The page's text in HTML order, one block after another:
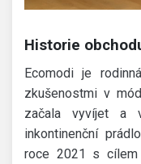
Historie
Ecomodi je
zkušenostmi v
začala vyvíjet a
inkontinenční
roce 2021 s cílem